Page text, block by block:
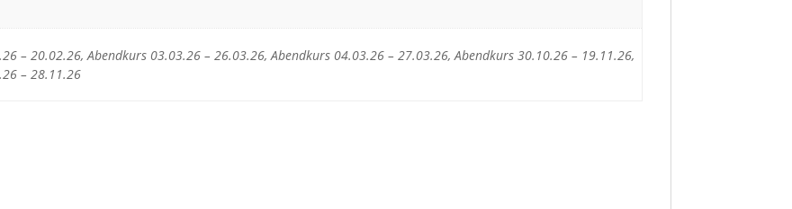
– 20.02.26, Abendkurs 03.03.26 – 26.03.26, Abendkurs 04.03.26 – 27.03.26, Abendkurs 30.10.26 – 19.11.26,
– 28.11.26